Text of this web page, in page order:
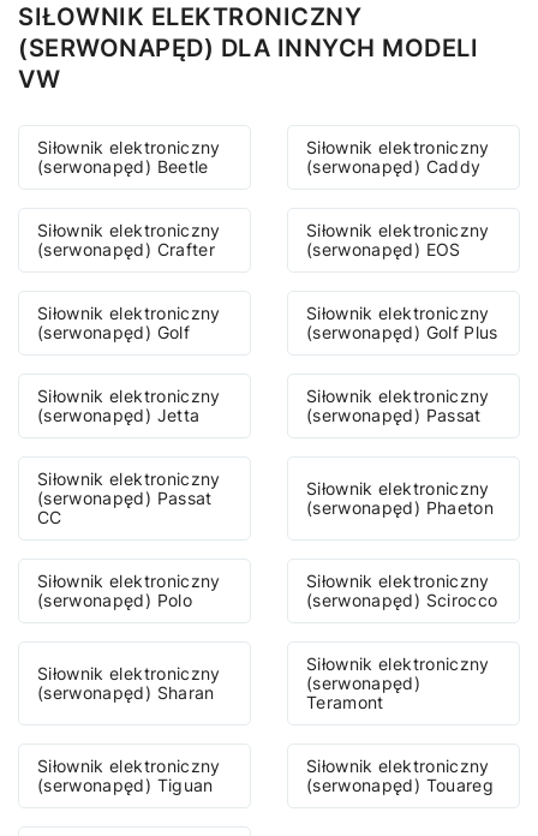
SIŁOWNIK ELEKTRONICZNY
(SERWONAPĘD) DLA INNYCH MODELI
VW
Siłownik elektroniczny
(serwonapęd) Beetle
Siłownik elektroniczny
(serwonapęd) Caddy
Siłownik elektroniczny
(serwonapęd) Crafter
Siłownik elektroniczny
(serwonapęd) EOS
Siłownik elektroniczny
(serwonapęd) Golf
Siłownik elektroniczny
(serwonapęd) Golf Plus
Siłownik elektroniczny
(serwonapęd) Jetta
Siłownik elektroniczny
(serwonapęd) Passat
Siłownik elektroniczny
(serwonapęd) Passat
CC
Siłownik elektroniczny
(serwonapęd) Phaeton
Siłownik elektroniczny
(serwonapęd) Polo
Siłownik elektroniczny
(serwonapęd) Scirocco
Siłownik elektroniczny
(serwonapęd) Sharan
Siłownik elektroniczny
(serwonapęd)
Teramont
Siłownik elektroniczny
(serwonapęd) Tiguan
Siłownik elektroniczny
(serwonapęd) Touareg